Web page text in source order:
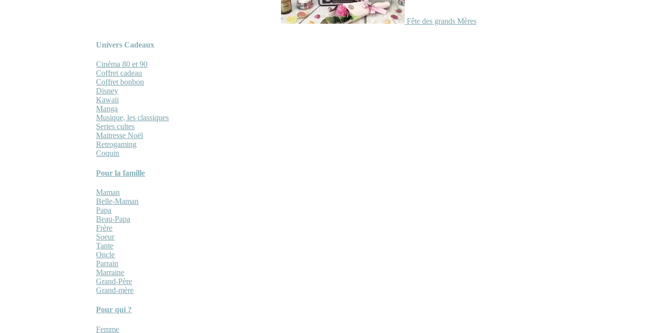
Fête des grands Mères
Univers Cadeaux
Cinéma 80 et 90
Coffret cadeau
Coffret bonbon
Disney
Kawaii
Manga
Musique, les classiques
Series cultes
Maitresse Noël
Retrogaming
Coquin
Pour la famille
Maman
Belle-Maman
Papa
Beau-Papa
Frère
Soeur
Tante
Oncle
Parrain
Marraine
Grand-Père
Grand-mère
Pour qui ?
Femme